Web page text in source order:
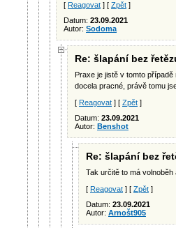
[ Reagovat ] [ Zpět ]
Datum: 23.09.2021
Autor: Sodoma
Re: šlapání bez
Praxe je jistě v tomto
docela pracné, právě tomu
[ Reagovat ] [ Zpět ]
Datum: 23.09.2021
Autor: Benshot
Re: šlapání bez
Tak určitě to má
[ Reagovat ] [ Zpět ]
Datum: 23.09.2021
Autor: Arnošt905